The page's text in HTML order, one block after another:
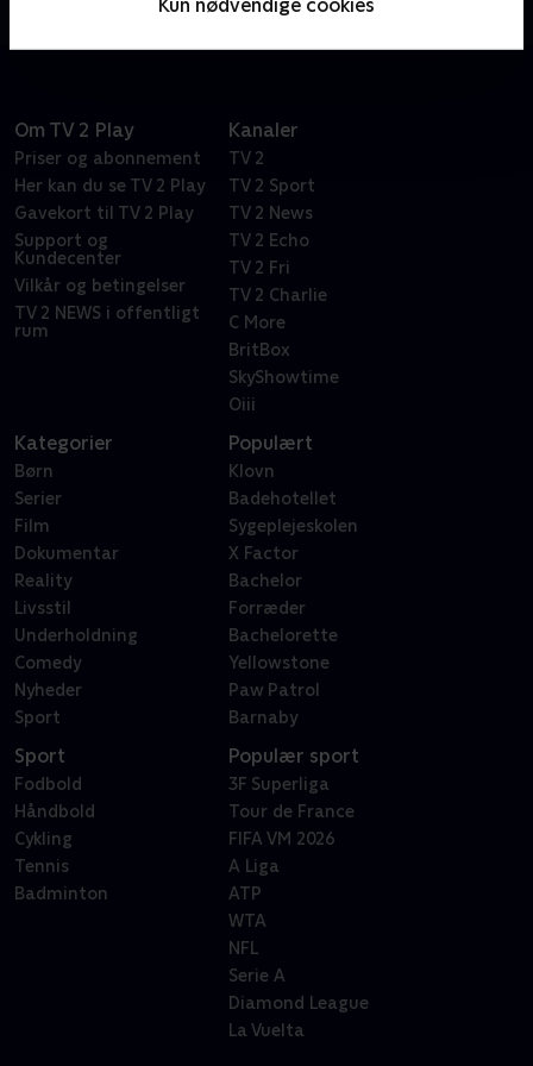
langt de er villige til at gå.
Om TV 2 Play
Priser og abonnement
Her kan du se TV 2 Play
Gavekort til TV 2 Play
Support og
Kundecenter
Vilkår og betingelser
TV 2 NEWS i offentligt
rum
Kanaler
TV 2
TV 2 Sport
TV 2 News
TV 2 Echo
TV 2 Fri
TV 2 Charlie
C More
BritBox
SkyShowtime
Oiii
Kategorier
Børn
Serier
Film
Dokumentar
Reality
Livsstil
Underholdning
Comedy
Nyheder
Sport
Populært
Klovn
Badehotellet
Sygeplejeskolen
X Factor
Bachelor
Forræder
Bachelorette
Yellowstone
Paw Patrol
Barnaby
Sport
Fodbold
Håndbold
Cykling
Tennis
Badminton
Populær sport
3F Superliga
Tour de France
FIFA VM 2026
A Liga
ATP
WTA
NFL
Serie A
Diamond League
La Vuelta